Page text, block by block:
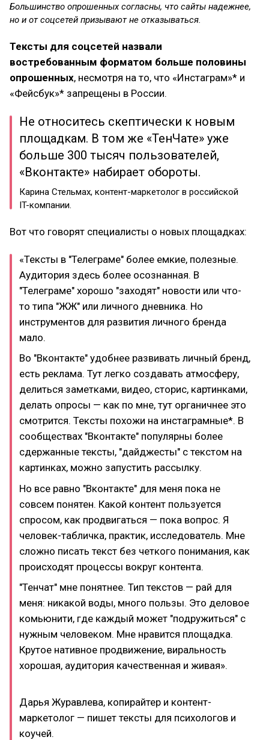
Большинство опрошенных согласны, что сайты надежнее,
но и от соцсетей призывают не отказываться.
Тексты для соцсетей назвали
востребованным форматом больше половины
опрошенных, несмотря на то, что «Инстаграм»* и
«Фейсбук»* запрещены в России.
Не относитесь скептически к новым
площадкам. В том же «ТенЧате» уже
больше 300 тысяч пользователей,
«Вконтакте» набирает обороты.
Карина Стельмах, контент-маркетолог в российской
IT-компании.
Вот что говорят специалисты о новых площадках:
«Тексты в "Телеграме" более емкие, полезные.
Аудитория здесь более осознанная. В
"Телеграме" хорошо "заходят" новости или что-
то типа "ЖЖ" или личного дневника. Но
инструментов для развития личного бренда
мало.
Во "Вконтакте" удобнее развивать личный бренд,
есть реклама. Тут легко создавать атмосферу,
делиться заметками, видео, сторис, картинками,
делать опросы — как по мне, тут органичнее это
смотрится. Тексты похожи на инстаграмные*. В
сообществах "Вконтакте" популярны более
сдержанные тексты, "дайджесты" с текстом на
картинках, можно запустить рассылку.
Но все равно "Вконтакте" для меня пока не
совсем понятен. Какой контент пользуется
спросом, как продвигаться — пока вопрос. Я
человек-табличка, практик, исследователь. Мне
сложно писать текст без четкого понимания, как
происходят процессы вокруг контента.
"Тенчат" мне понятнее. Тип текстов — рай для
меня: никакой воды, много пользы. Это деловое
комьюнити, где каждый может "подружиться" с
нужным человеком. Мне нравится площадка.
Крутое нативное продвижение, виральность
хорошая, аудитория качественная и живая».
Дарья Журавлева, копирайтер и контент-
маркетолог — пишет тексты для психологов и
коучей.